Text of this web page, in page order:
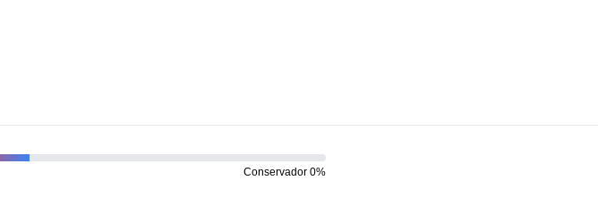
Conservador 0%